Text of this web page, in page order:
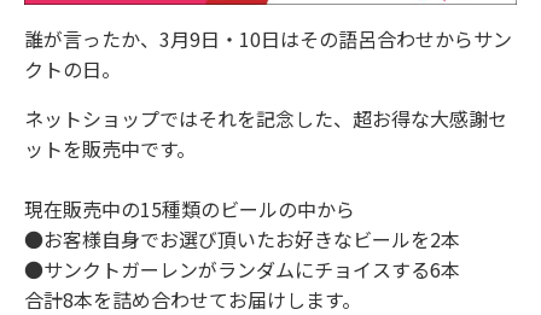
誰が言ったか、3月9日・10日はその語呂合わせからサン
クトの日。
ネットショップではそれを記念した、超お得な大感謝セ
ットを販売中です。
現在販売中の15種類のビールの中から
●お客様自身でお選び頂いたお好きなビールを2本
●サンクトガーレンがランダムにチョイスする6本
合計8本を詰め合わせてお届けします。